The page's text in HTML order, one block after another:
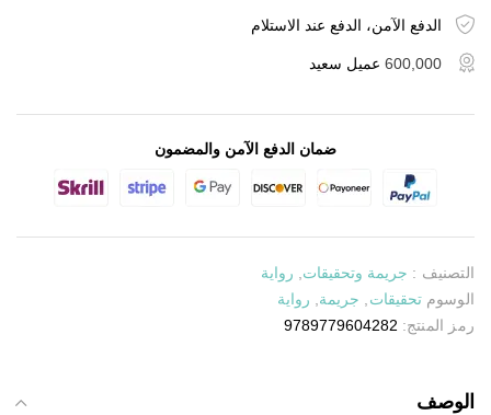
الدفع الآمن، الدفع عند الاستلام
600,000 عميل سعيد
ضمان الدفع الآمن والمضمون
التصنيف : جريمة وتحقيقات
رواية
الوسوم تحقيقات جريمة
رواية
رمز المنتج: 9789779604282
الوصف